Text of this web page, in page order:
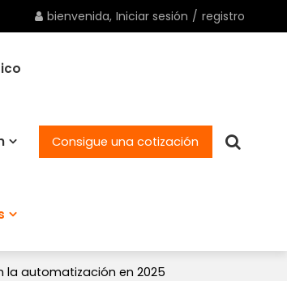
bienvenida, Iniciar sesión / registro
Consigue una cotización
la automatización en 2025